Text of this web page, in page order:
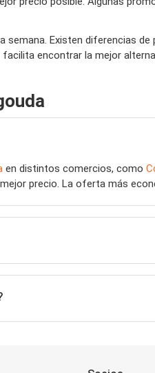
semana. Existen diferencias
encontrar la mejor
en distintos comercios, como
precio. La oferta más